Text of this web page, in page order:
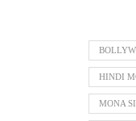
HINDI
MONA